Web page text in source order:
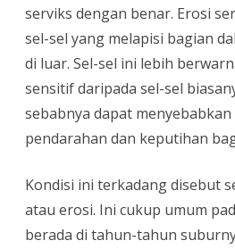
serviks dengan benar. Erosi
sel-sel yang melapisi bagian
di luar. Sel-sel ini lebih
sensitif daripada sel-sel
sebabnya dapat
pendarahan dan keputihan
Kondisi ini terkadang disebut
atau erosi. Ini cukup umum
berada di tahun-tahun